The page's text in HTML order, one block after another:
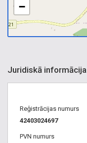
−
Juridiskā informācija
Reģistrācijas numurs
42403024697
PVN numurs